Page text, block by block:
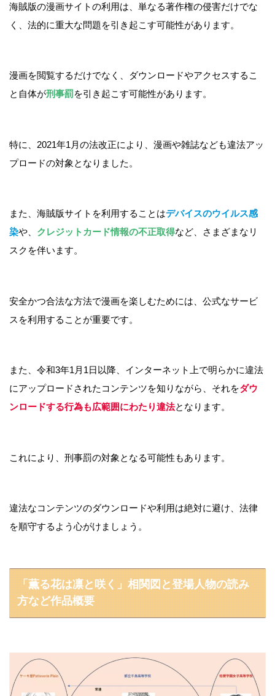
海賊版の漫画サイトの利用は、単なる著作権の侵害だけでな
く、法的に重大な問題を引き起こす可能性があります。
漫画を閲覧するだけでなく、ダウンロードやアクセスするこ
と自体が刑事罰を引き起こす可能性があります。
特に、2021年1月の法改正により、漫画や雑誌なども違法アッ
プロードの対象となりました。
また、海賊版サイトを利用することはデバイスのウイルス感
染や、 クレジットカード情報の不正取得など、さまざまなリ
スクを伴います。
安全かつ合法な方法で漫画を楽しむためには、公式なサービ
スを利用することが重要です。
また、令和3年1月1日以降、インターネット上で明らかに違法
にアップロードされたコンテンツを知りながら、それをダウ
ンロードする行為も広範囲にわたり違法となります。
これにより、刑事罰の対象となる可能性もあります。
違法なコンテンツのダウンロードや利用は絶対に避け、法律
を順守するよう心がけましょう。
「薫る花は凛と咲く」相関図と登場人物の読み
方など作品概要